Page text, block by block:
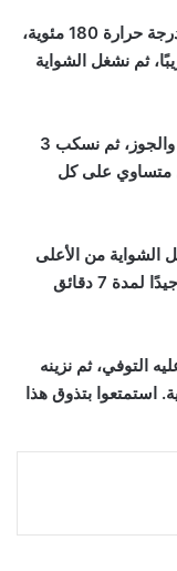
نضع القالب في الفرن المُسخن مسبقًا على درجة حرارة 180 مئوية،
لمدة 5 دقائق تقريبًا، ثم نشغل الشواية
نخرج الكيك من الفرن ونرش سطحه بالقرفة والجوز، ثم نسكب 3
متساوي على كل
الشواية من الأعلى
على درجة حرارة منخفضة حتى يطهى الكيك جيدًا لمدة 7 دقائق
التوفي، ثم نزينه
استمتعوا بتذوق هذا